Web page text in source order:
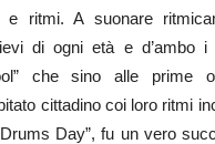
e ritmi. A suonare
di ogni età e d’ambo i
che sino alle prime
cittadino coi loro ritmi
Day”, fu un vero